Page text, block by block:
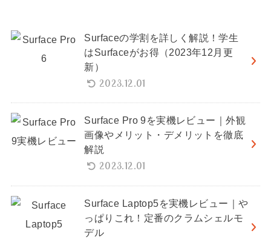
Surfaceの学割を詳しく解説！学生
はSurfaceがお得（2023年12月更
新）
2023.12.01
Surface Pro 9を実機レビュー｜外観
画像やメリット・デメリットを徹底
解説
2023.12.01
Surface Laptop5を実機レビュー｜や
っぱりこれ！定番のクラムシェルモ
デル